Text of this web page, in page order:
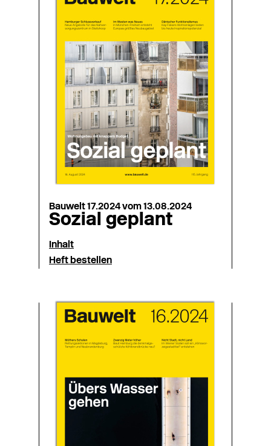
Bauwelt 17.2024 vom 13.08.2024
Sozial geplant
Inhalt
Heft bestellen